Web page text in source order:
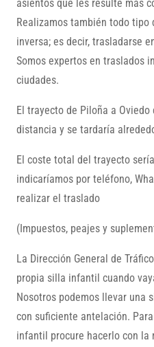
asientos que les resulte más
Realizamos también todo tipo
inversa; es decir, trasladarse
Somos expertos en traslados
ciudades.
El trayecto de Piloña a
distancia y se tardaría
El coste total del trayecto
indicaríamos por teléfono,
realizar el traslado
(Impuestos, peajes y
La Dirección General de
propia silla infantil cuando
Nosotros podemos llevar
con suficiente antelación.
infantil procure hacerlo con la